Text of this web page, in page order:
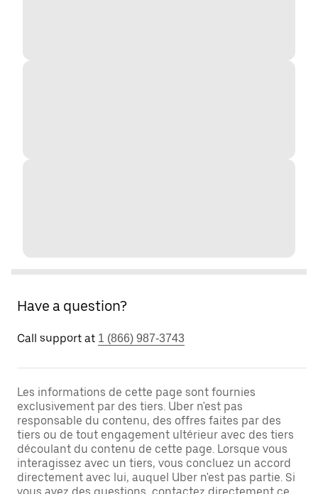
Have a question?
Call support at 1 (866) 987-3743
Les informations de cette page sont fournies
exclusivement par des tiers. Uber n'est pas
responsable du contenu, des offres faites par des
tiers ou de tout engagement ultérieur avec des tiers
découlant du contenu de cette page. Lorsque vous
interagissez avec un tiers, vous concluez un accord
directement avec lui, auquel Uber n'est pas partie. Si